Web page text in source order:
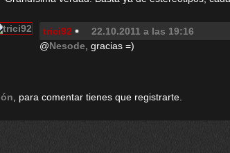
trici92 22.10.2011 a las 19:16
@Nesode , gracias =)
, para comentar tienes que registrarte.